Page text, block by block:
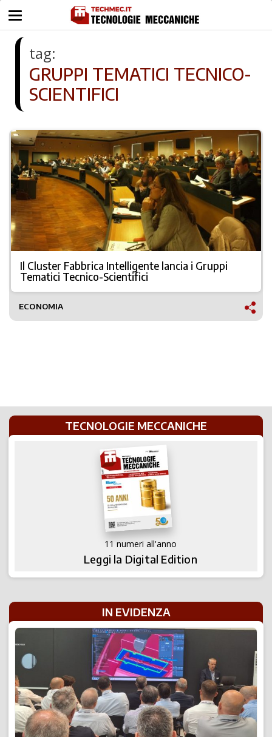
tag:
GRUPPI TEMATICI TECNICO-
SCIENTIFICI
Il Cluster Fabbrica Intelligente lancia i Gruppi
Tematici Tecnico-Scientifici
ECONOMIA
TECNOLOGIE MECCANICHE
11 numeri all'anno
Leggi la Digital Edition
IN EVIDENZA